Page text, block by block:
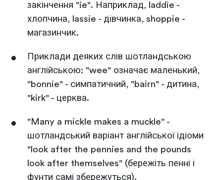
закінчення "ie". Наприклад, laddie -
хлопчина, lassie - дівчинка, shoppie -
магазинчик.
Приклади деяких слів шотландською
англійською: "wee" означає маленький,
"bonnie" - симпатичний, "bairn" - дитина,
"kirk" - церква.
"Many a mickle makes a muckle" -
шотландський варіант англійської ідіоми
"look after the pennies and the pounds
look after themselves" (бережіть пенні і
фунти самі збережуться).